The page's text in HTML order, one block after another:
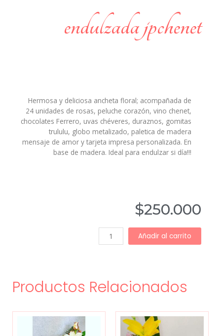
endulzada jpchenet
Hermosa y deliciosa ancheta floral; acompañada de
24 unidades de rosas, peluche corazón, vino chenet,
chocolates Ferrero, uvas chéveres, duraznos, gomitas
trululu, globo metalizado, paletica de madera
mensaje de amor y tarjeta impresa personalizada. En
base de madera. Ideal para endulzar si día!!!
$250.000
Añadir al carrito
Productos Relacionados